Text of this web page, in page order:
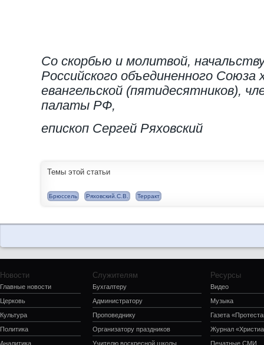
Со скорбью и молитвой,
Российского объединенного Союза
евангельской (пятидесятников),
палаты РФ,
епископ Сергей Ряховский
Темы этой статьи
Брюссель Ряховский.С.В. Терракт
Новости
Главные новости
Церковь
Культура
Политика
Аналитика
Служителям
Бухгалтеру
Администратору
Проповеднику
Организатору праздников
Учителю воскресной школы
Ресурсы
Видео
Музыка
Газета
Журнал
Печатные СМИ